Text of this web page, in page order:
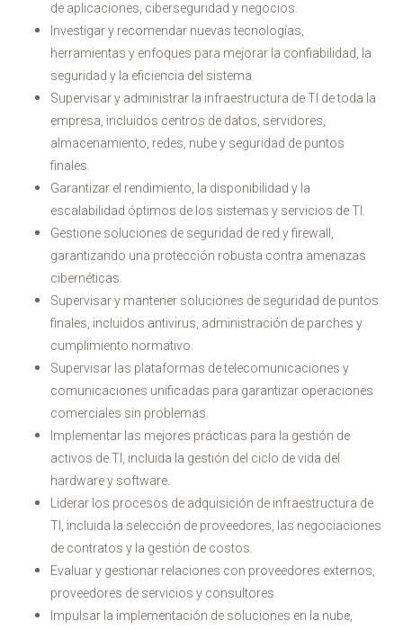
de aplicaciones, ciberseguridad y negocios.
Investigar y recomendar nuevas tecnologías,
herramientas y enfoques para mejorar la confiabilidad, la
seguridad y la eficiencia del sistema.
Supervisar y administrar la infraestructura de TI de toda la
empresa, incluidos centros de datos, servidores,
almacenamiento, redes, nube y seguridad de puntos
finales.
Garantizar el rendimiento, la disponibilidad y la
escalabilidad óptimos de los sistemas y servicios de TI.
Gestione soluciones de seguridad de red y firewall,
garantizando una protección robusta contra amenazas
cibernéticas.
Supervisar y mantener soluciones de seguridad de puntos
finales, incluidos antivirus, administración de parches y
cumplimiento normativo.
Supervisar las plataformas de telecomunicaciones y
comunicaciones unificadas para garantizar operaciones
comerciales sin problemas.
Implementar las mejores prácticas para la gestión de
activos de TI, incluida la gestión del ciclo de vida del
hardware y software.
Liderar los procesos de adquisición de infraestructura de
TI, incluida la selección de proveedores, las negociaciones
de contratos y la gestión de costos.
Evaluar y gestionar relaciones con proveedores externos,
proveedores de servicios y consultores.
Impulsar la implementación de soluciones en la nube,